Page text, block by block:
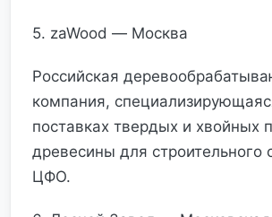
5. zaWood — Москва
Российская
компания,
поставках твердых и хвойных
древесины для строительного
ЦФО.